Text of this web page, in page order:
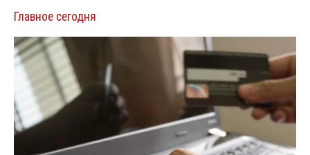
Главное сегодня